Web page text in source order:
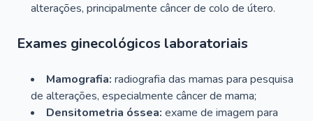
alterações, principalmente câncer de colo de útero.
Exames ginecológicos laboratoriais
Mamografia: radiografia das mamas para pesquisa
de alterações, especialmente câncer de mama;
Densitometria óssea: exame de imagem para